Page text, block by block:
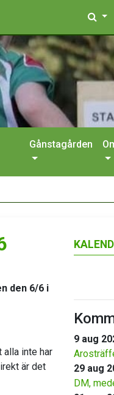
Gånstagården
den 6/6 i
alla inte har
är det
9 aug
29 aug
DM,